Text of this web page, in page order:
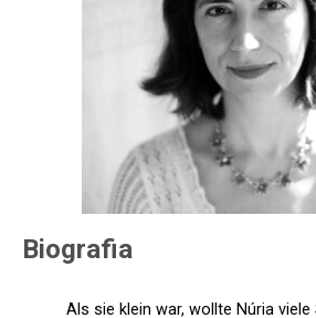
Biografia
Als sie klein war, wollte Núria viele